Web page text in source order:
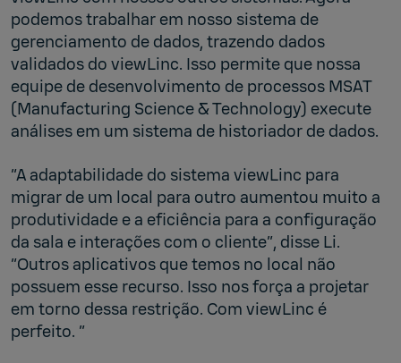
podemos trabalhar em nosso sistema de
gerenciamento de dados, trazendo dados
validados do viewLinc. Isso permite que nossa
equipe de desenvolvimento de processos MSAT
(Manufacturing Science & Technology) execute
análises em um sistema de historiador de dados.
“A adaptabilidade do sistema viewLinc para
migrar de um local para outro aumentou muito a
produtividade e a eficiência para a configuração
da sala e interações com o cliente”, disse Li.
“Outros aplicativos que temos no local não
possuem esse recurso. Isso nos força a projetar
em torno dessa restrição. Com viewLinc é
perfeito. ”